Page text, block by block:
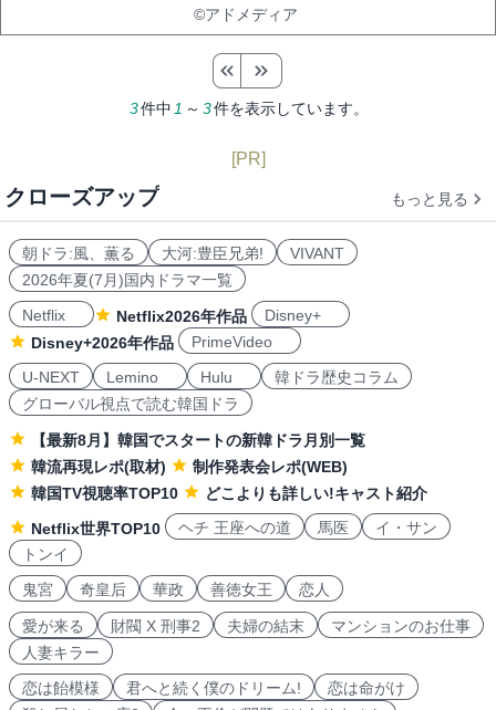
©アドメディア
3件中 1 ～ 3件を表示しています。
[PR]
クローズアップ もっと見る
朝ドラ:風、薫る 大河:豊臣兄弟!
VIVANT
2026年夏(7月)国内ドラマ一覧
Netflix
Netflix2026年作品
Disney+
Disney+2026年作品
PrimeVideo
U-NEXT
Lemino Hulu
韓ドラ歴史コラム
グローバル視点で読む韓国ドラ
【最新8月】韓国でスタートの新韓ドラ月別一覧
韓流再現レポ(取材)
制作発表会レポ(WEB)
韓国TV視聴率TOP10
どこよりも詳しい!キャスト紹介
Netflix世界TOP10
ヘチ 王座への道 馬医
イ・サン
トンイ
鬼宮
奇皇后 華政 善徳女王 恋人
愛が来る 財閥 X 刑事2 夫婦の結末
マンションのお仕事
人妻キラー
恋は飴模様
君へと続く僕のドリーム!
恋は命がけ